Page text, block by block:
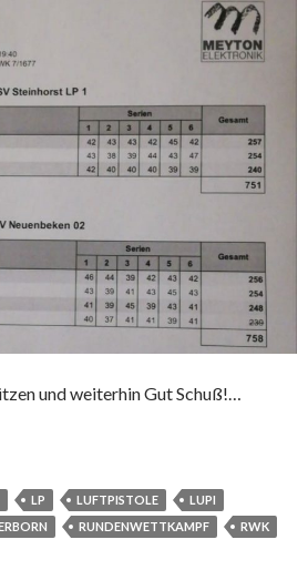
und weiterhin Gut Schuß!…
LP LUFTPISTOLE
LUPI
RUNDENWETTKAMPF RWK